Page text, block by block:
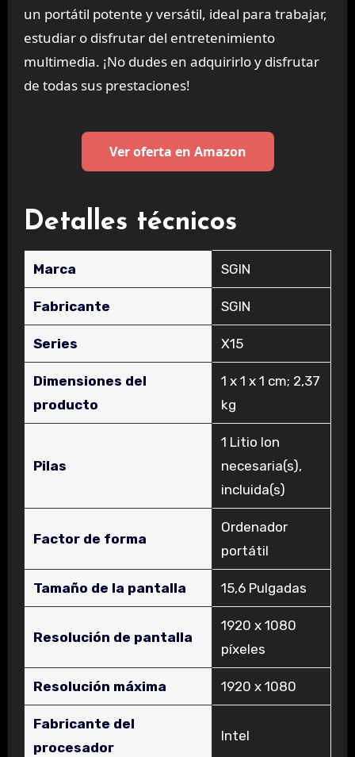
un portátil potente y versátil, ideal para trabajar,
estudiar o disfrutar del entretenimiento
multimedia. ¡No dudes en adquirirlo y disfrutar
de todas sus prestaciones!
Ver oferta en Amazon
Detalles técnicos
Marca ‎SGIN
Fabricante ‎SGIN
Series ‎X15
Dimensiones del
producto
‎1 x 1 x 1 cm; 2,37
kg
Pilas
‎1 Litio Ion
necesaria(s),
incluida(s)
Factor de forma
‎Ordenador
portátil
Tamaño de la pantalla ‎15,6 Pulgadas
Resolución de pantalla
‎1920 x 1080
píxeles
Resolución máxima ‎1920 x 1080
Fabricante del
procesador
‎Intel